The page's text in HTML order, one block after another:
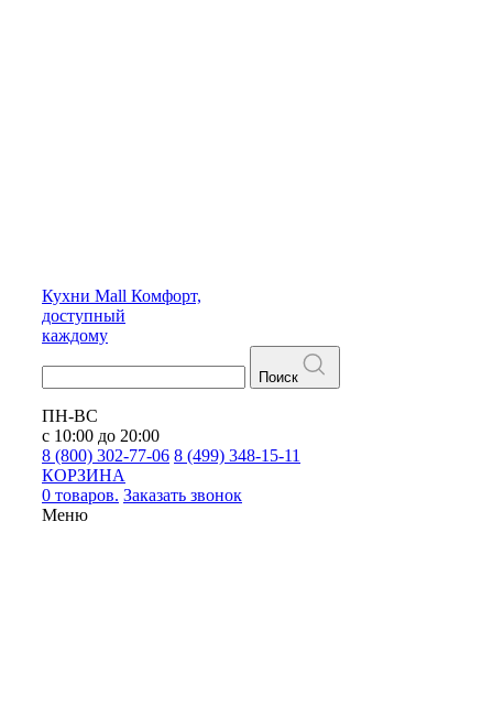
Кухни Mall Комфорт,
доступный
каждому
Поиск
ПН-ВС
с 10:00 до 20:00
8 (800) 302-77-06 8 (499) 348-15-11
КОРЗИНА
0 товаров. Заказать звонок
Меню